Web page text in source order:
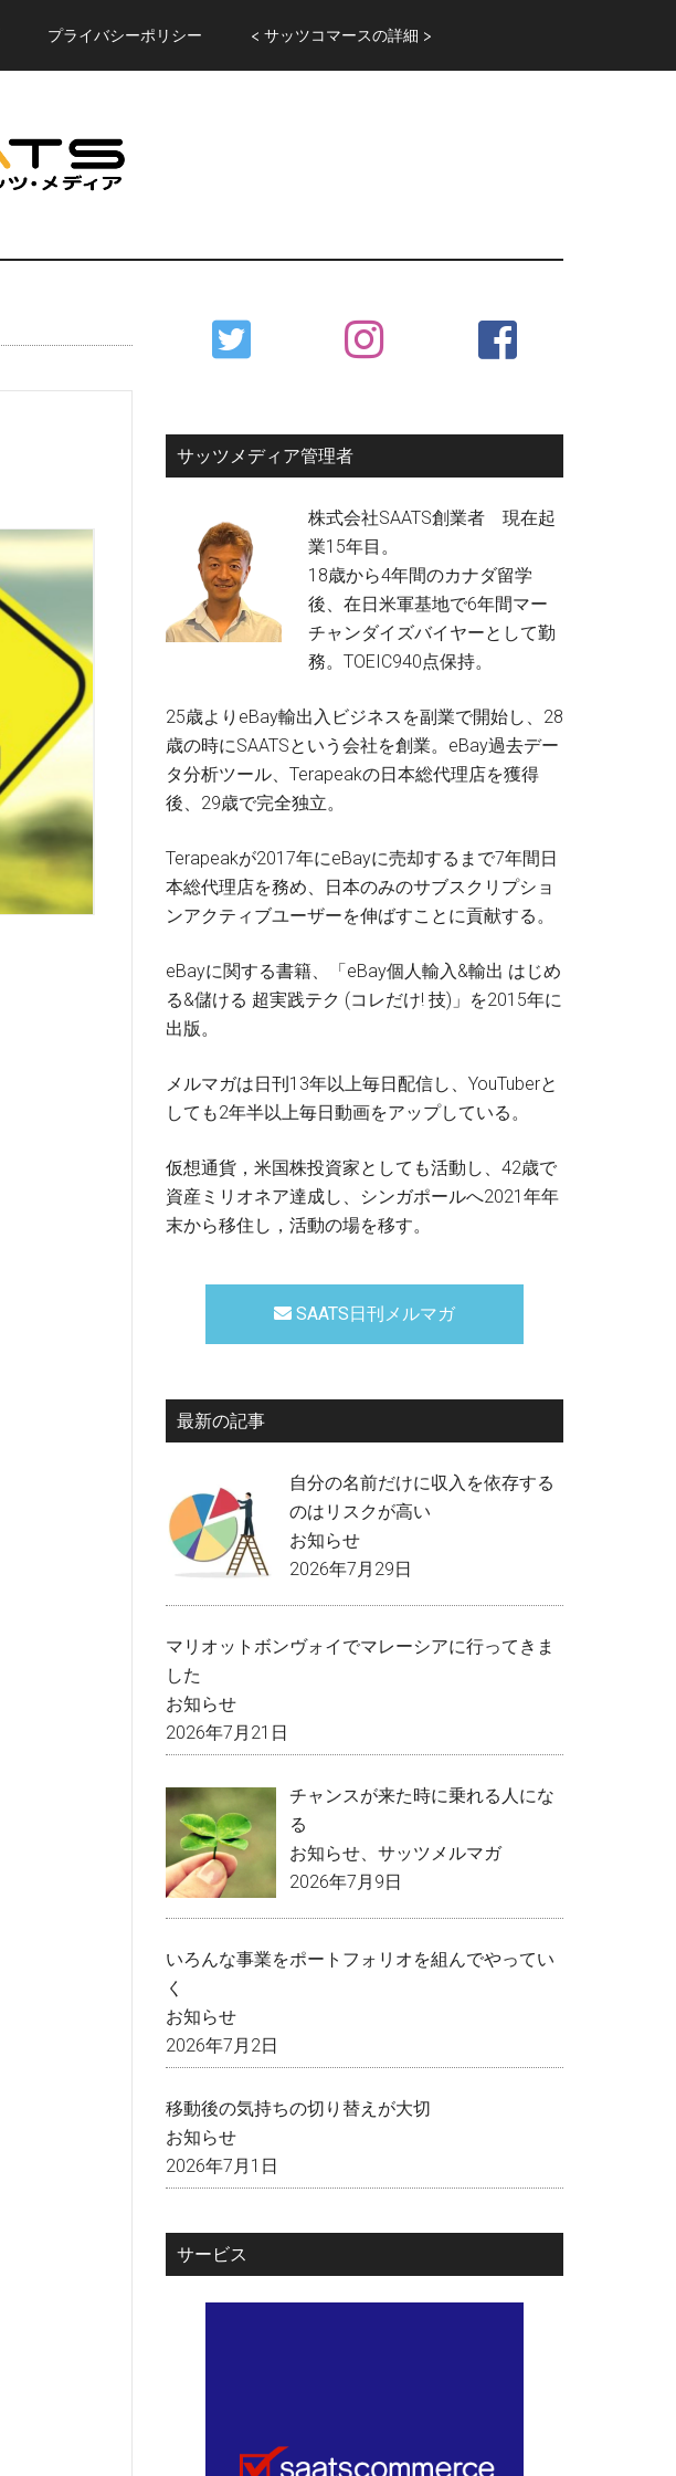
プライバシーポリシー < サッツコマースの詳細 >
Primary
Sidebar
サッツメディア管理者
株式会社SAATS創業者 現在起
業15年目。
18歳から4年間のカナダ留学
後、在日米軍基地で6年間マー
チャンダイズバイヤーとして勤
務。TOEIC940点保持。
25歳よりeBay輸出入ビジネスを副業で開始し、28
歳の時にSAATSという会社を創業。eBay過去デー
タ分析ツール、Terapeakの日本総代理店を獲得
後、29歳で完全独立。
Terapeakが2017年にeBayに売却するまで7年間日
本総代理店を務め、日本のみのサブスクリプショ
ンアクティブユーザーを伸ばすことに貢献する。
eBayに関する書籍、「eBay個人輸入&輸出 はじめ
る&儲ける 超実践テク (コレだけ! 技)」を2015年に
出版。
メルマガは日刊13年以上毎日配信し、YouTuberと
しても2年半以上毎日動画をアップしている。
仮想通貨，米国株投資家としても活動し、42歳で
資産ミリオネア達成し、シンガポールへ2021年年
末から移住し，活動の場を移す。
SAATS日刊メルマガ
最新の記事
自分の名前だけに収入を依存する
のはリスクが高い
お知らせ
2026年7月29日
マリオットボンヴォイでマレーシアに行ってきま
した
お知らせ
2026年7月21日
チャンスが来た時に乗れる人にな
る
お知らせ
サッツメルマガ
2026年7月9日
いろんな事業をポートフォリオを組んでやってい
く
お知らせ
2026年7月2日
移動後の気持ちの切り替えが大切
お知らせ
2026年7月1日
サービス